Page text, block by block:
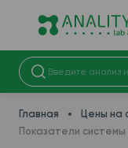
Главная
Цены на
Показатели системы